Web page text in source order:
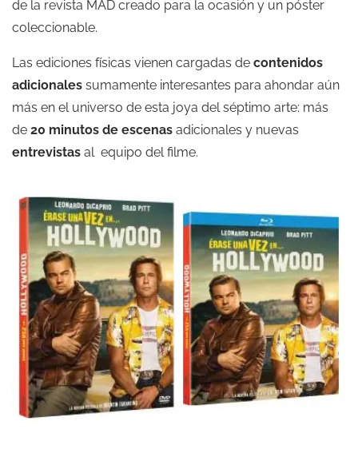
de la revista MAD creado para la ocasión y un póster
coleccionable.
Las ediciones físicas vienen cargadas de contenidos
adicionales sumamente interesantes para ahondar aún
más en el universo de esta joya del séptimo arte: más
de 20 minutos de escenas adicionales y nuevas
entrevistas al equipo del filme.